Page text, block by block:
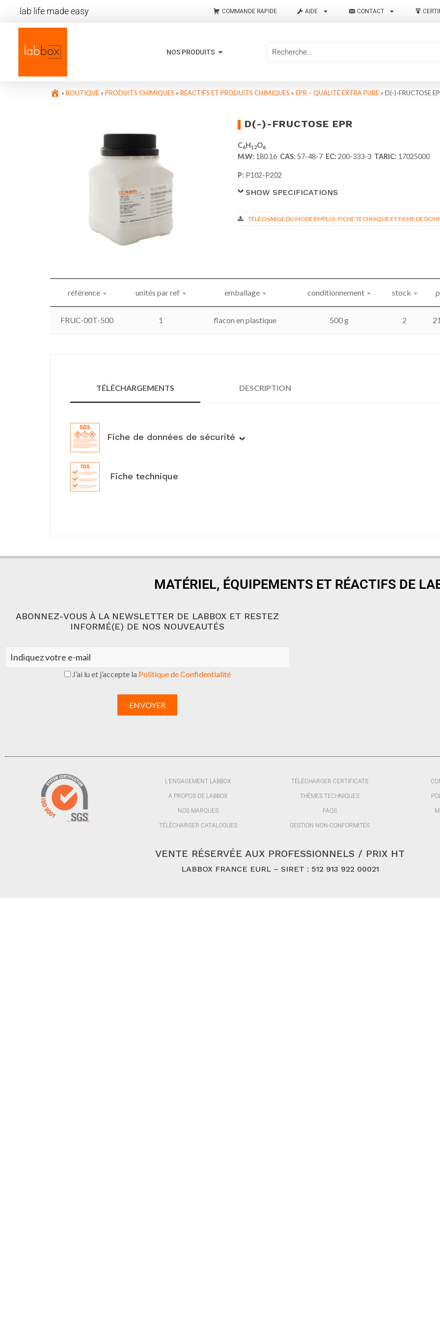
lab life made easy COMMANDE RAPIDE AIDE CONTACT
NOS PRODUITS
» BOUTIQUE » PRODUITS CHIMIQUES » RÉACTIFS ET PRODUITS CHIMIQUES » EPR – QUALITÉ EXTRA PURE » D(-)-FRUCTOSE
D(-)-FRUCTOSE EPR
C6H12O6
M.W: 180.16 CAS: 57-48-7 EC: 200-333-3 TARIC: 17025000
P: P102-P202
SHOW SPECIFICATIONS
TÉLÉCHARGE DU MODE EMPLOI, FICHE TECHNIQUE ET FICHE DE
référence unités par ref emballage conditionnement stock
FRUC-00T-500 1 flacon en plastique 500 g 2
TÉLÉCHARGEMENTS DESCRIPTION
Fiche de données de sécurité
Fiche technique
MATÉRIEL, ÉQUIPEMENTS ET RÉACTIFS DE
ABONNEZ-VOUS À LA NEWSLETTER DE LABBOX ET RESTEZ
INFORMÉ(E) DE NOS NOUVEAUTÉS
J’ai lu et j’accepte la Politique de Confidentialité
L’ENGAGEMENT LABBOX
A PROPOS DE LABBOX
NOS MARQUES
TÉLÉCHARGER CATALOGUES
TÉLÉCHARGER CERTIFICATS
THÈMES TECHNIQUES
FAQS
GESTION NON-CONFORMITÉS
VENTE RÉSERVÉE AUX PROFESSIONNELS / PRIX HT
LABBOX FRANCE EURL – SIRET : 512 913 922 00021